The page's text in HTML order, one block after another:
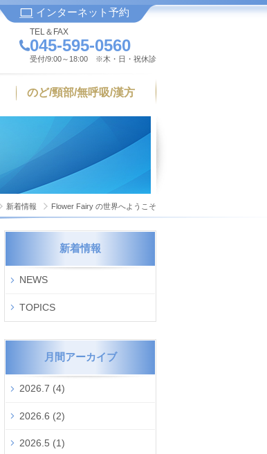
インターネット予約
TEL＆FAX
045-595-0560
受付/9:00～18:00 ※木・日・祝休診
のど/頸部/無呼吸/漢方
新着情報 Flower Fairy の世界へようこそ
新着情報
NEWS
TOPICS
月間アーカイブ
2026.7 (4)
2026.6 (2)
2026.5 (1)